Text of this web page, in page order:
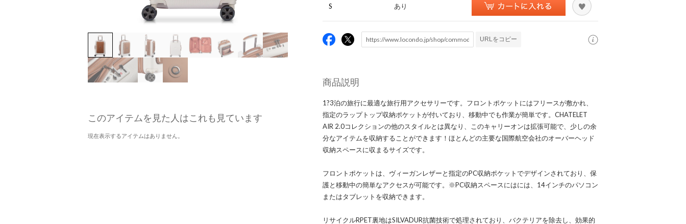
このアイテムを見た人はこれも見ています
現在表示するアイテムはありません。
S あり
URLをコピー
商品説明
1?3泊の旅行に最適な旅行用アクセサリーです。フロントポケットにはフリースが敷かれ、
指定のラップトップ収納ポケットが付いており、移動中でも作業が簡単です。CHATELET
AIR 2.0コレクションの他のスタイルとは異なり、このキャリーオンは拡張可能で、少しの余
分なアイテムを収納することができます！ほとんどの主要な国際航空会社のオーバーヘッド
収納スペースに収まるサイズです。
フロントポケットは、ヴィーガンレザーと指定のPC収納ポケットでデザインされており、保
護と移動中の簡単なアクセスが可能です。※PC収納スペースにはには、14インチのパソコン
またはタブレットを収納できます。
リサイクルRPET裏地はSILVADUR抗菌技術で処理されており、バクテリアを除去し、効果的